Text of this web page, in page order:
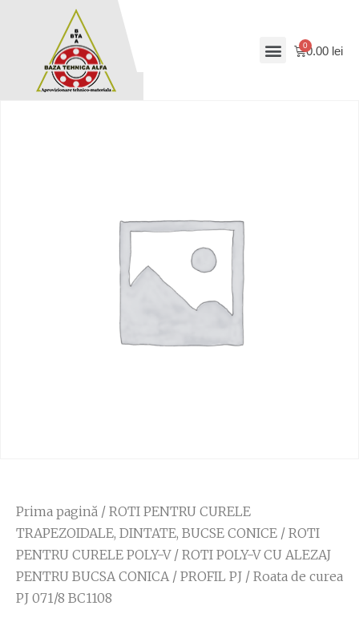
0.00 lei
Prima pagină / ROTI PENTRU CURELE
TRAPEZOIDALE, DINTATE, BUCSE CONICE / ROTI
PENTRU CURELE POLY-V/ ROTI POLY-V CU ALEZAJ
PENTRU BUCSA CONICA/ PROFIL PJ / Roata de curea
PJ 071/8 BC1108